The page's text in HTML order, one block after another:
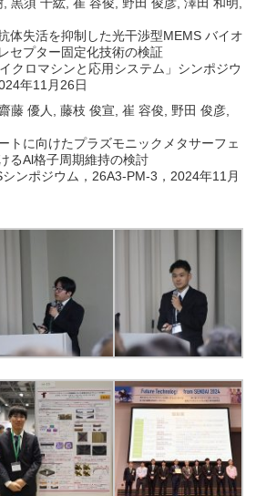
体失活を抑制した光干渉型MEMS バイオ
セプター固定化技術の検証
クロマシンと応用システム」シンポジウ
年11月26日
藤 優人, 藤枝 俊宣, 崔 容俊, 野田 俊彦,
トに向けたプラズモニックメタサーフェ
るAl格子周期維持の検討
ンポジウム，26A3-PM-3，2024年11月